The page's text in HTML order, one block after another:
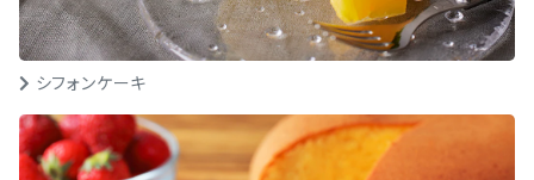
シフォンケーキ